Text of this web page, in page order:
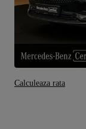
Calculeaza rata